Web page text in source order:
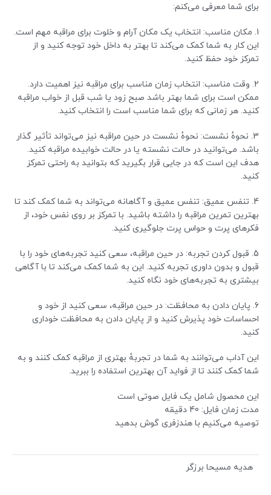
برای شما معرفی می‌کنم:
1. مکان مناسب: انتخاب یک مکان آرام و خلوت برای مراقبه مهم است.
این کار به شما کمک می‌کند تا بهتر به داخل خود توجه کنید و از
تمرکز خود حفظ کنید.
2. وقت مناسب: انتخاب زمان مناسب برای مراقبه نیز اهمیت دارد.
ممکن است برای شما بهتر باشد صبح زود یا شب قبل از خواب مراقبه
کنید. هر زمانی که برای شما مناسب است را انتخاب کنید.
3. نحوهٔ نشست: نحوهٔ نشست در حین مراقبه نیز می‌تواند تأثیر گذار
باشد. می‌توانید در حالت نشسته یا در حالت خوابیده مراقبه کنید.
هدف این است که در جایی قرار بگیرید که بتوانید به راحتی تمرکز
کنید.
4. تنفس عمیق: تنفس عمیق و آگاهانه می‌تواند به شما کمک کند تا
بهترین تمرین مراقبه را داشته باشید. با تمرکز بر روی نفس خود، از
فکرهای پرت و حواس پرت جلوگیری کنید.
5. قبول کردن تجربه: در حین مراقبه، سعی کنید تجربه‌های خود را با
قبول و بدون داوری تجربه کنید. این به شما کمک می‌کند تا با آگاهی
بیشتری به تجربه‌های خود نگاه کنید.
6. پایان دادن به محافظت: در حین مراقبه، سعی کنید از خود و
احساسات خود پذیرش کنید و از پایان دادن به محافظت خوداری
کنید.
این آداب می‌توانند به شما در تجربهٔ بهتری از مراقبه کمک کنند و به
شما کمک کنند تا از فواید آن بهترین استفاده را ببرید.
این محصول شامل یک فایل صوتی است
مدت زمان فایل: 40 دقیقه
توصیه می‌کنیم با هندزفری گوش بدهید
هدیه مسیحا برزگر